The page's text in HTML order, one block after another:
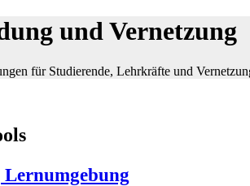
und Vernetzung
für Studierende, Lehrkräfte und